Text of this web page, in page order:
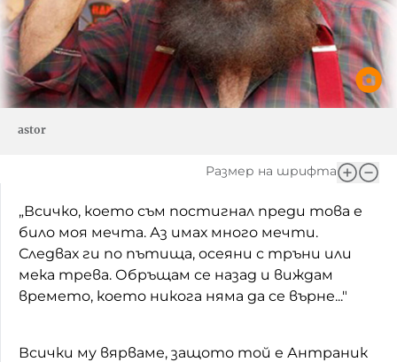
astor
Размер на шрифта
„Всичко, което съм постигнал преди това е
било моя мечта. Аз имах много мечти.
Следвах ги по пътища, осеяни с тръни или
мека трева. Обръщам се назад и виждам
времето, което никога няма да се върне..."
Всички му вярваме, защото той е Антраник